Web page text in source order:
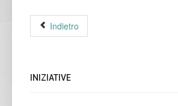
Indietro
INIZIATIVE